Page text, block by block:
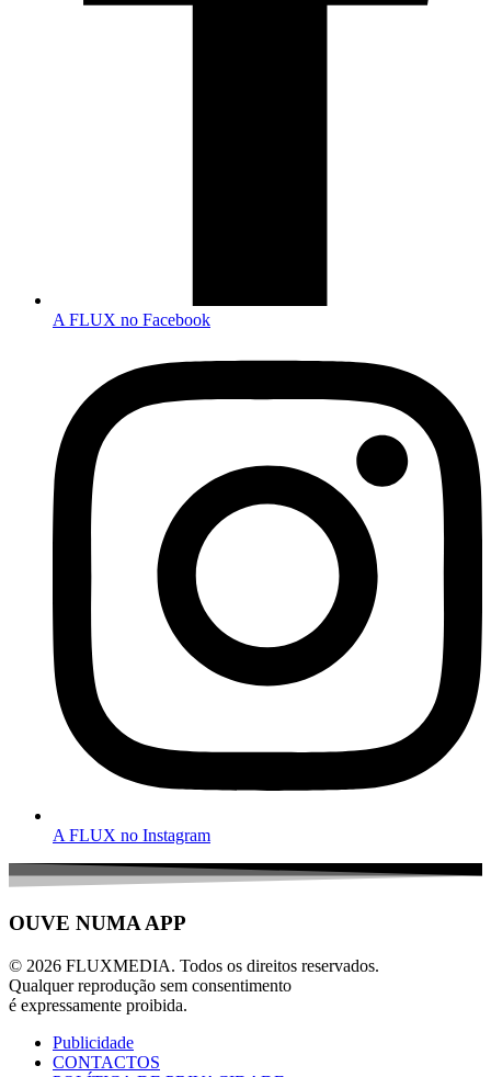
A FLUX no Facebook
A FLUX no Instagram
OUVE NUMA APP
© 2026 FLUXMEDIA. Todos os direitos reservados.
Qualquer reprodução sem consentimento
é expressamente proibida.
Publicidade
CONTACTOS